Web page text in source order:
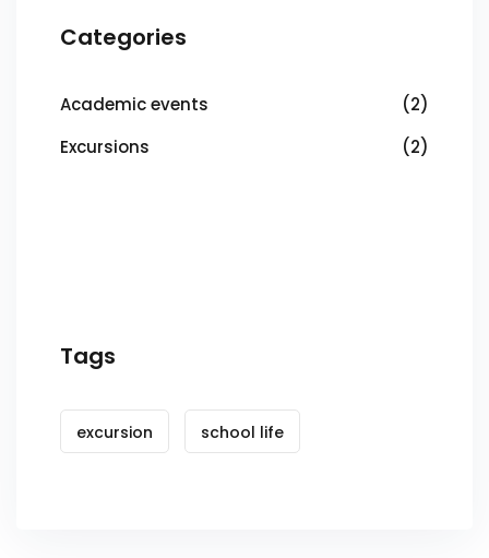
Categories
Academic events
(2)
Excursions
(2)
Tags
excursion school life